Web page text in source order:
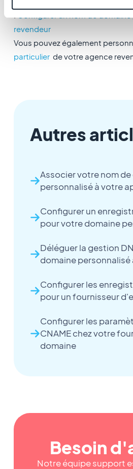
revendeur
Vous pouvez également
particulierde votre agence
Autres
Associer votre nom
personnalisé à votre
Configurer un
pour votre domaine
Déléguer la gestion
domaine
Configurer les
pour un fournisseur
Configurer les
CNAME chez votre
domaine
Besoin
Notre équipe support